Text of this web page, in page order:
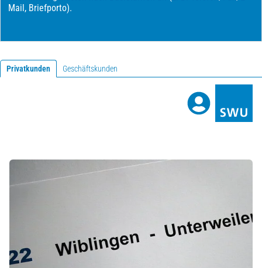
Privatkunden Geschäftskunden